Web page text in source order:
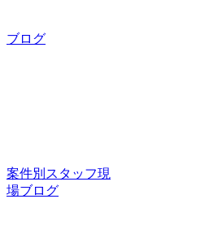
ブログ
案件別スタッフ現
場ブログ